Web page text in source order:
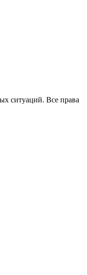
ситуаций. Все права